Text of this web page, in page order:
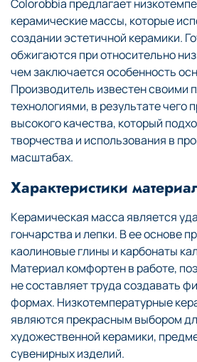
Colorobbia предлагает
керамические массы, которые
создании эстетичной керамики.
обжигаются при относительно
чем заключается особенность
Производитель известен своими
технологиями, в результате чего
высокого качества, который
творчества и использования в
масштабах.
Характеристики
Керамическая масса является
гончарства и лепки. В ее основе
каолиновые глины и карбонаты
Материал комфортен в работе,
не составляет труда создавать
формах. Низкотемпературные
являются прекрасным выбором
художественной керамики,
сувенирных изделий.